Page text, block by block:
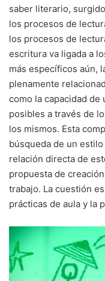
saber literario,
los procesos de
los procesos de
escritura va ligada a
más específicos aún,
plenamente
como la capacidad
posibles a través de
los mismos. Esta
búsqueda de un estilo
relación directa de
propuesta de
trabajo. La cuestión
prácticas de aula y la